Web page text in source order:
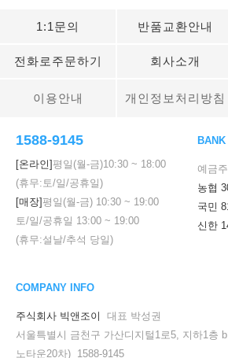
1:1문의 반품교환안내
전화로주문하기 회사소개
이용안내 개인정보처리방침
1588-9145
[온라인]평일(월-금)10:30 ~ 18:00
(휴무:토/일/공휴일)
[매장]평일(월-금) 10:30 ~ 19:00
토/일/공휴일 13:00 ~ 19:00
(휴무:설날/추석 당일)
BANK
예금
농협
국민
신한
COMPANY INFO
주식회사 빅앤조이
대표 박성권
서울특별시 금천구 가산디지털1로5, 지하1층
노타운20차) 1588-9145